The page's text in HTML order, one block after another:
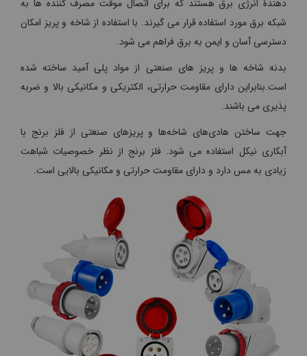
دهندۀ انرژی برق هستند که برای اتصال موقت مصرف کننده ها به
شبکه برق مورد استفاده قرار می گیرند. با استفاده از شاخه و پریز امکان
دسترسی آسان و ایمن به برق فراهم می شود.
بدنه شاخه ها و پریز های صنعتی از مواد پلی آمید ساخته شده
است.بنابراین دارای مقاومت حرارتی، الکتریکی و مکانیکی بالا و ضربه
پذیری می باشند.
جهت ساختن هادی‌های شاخه‌ها و پریزهای صنعتی از فلز برنج با
آبکاری نیکل استفاده می شود. فلز برنج از نظر خصوصیات شباهت
زیادی به مس دارد و دارای مقاومت حرارتی و مکانیکی بالایی است.